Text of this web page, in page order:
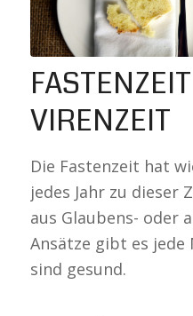
VIRENZEIT
Die Fastenzeit hat
jedes Jahr zu dieser
aus Glaubens- oder
Ansätze gibt es jede
sind gesund.